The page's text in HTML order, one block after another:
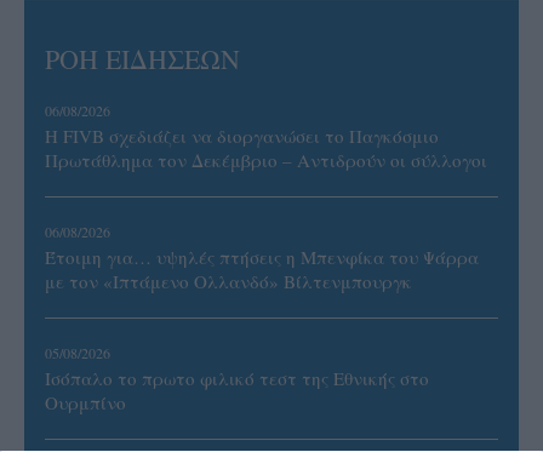
ΡΟΗ ΕΙΔΗΣΕΩΝ
06/08/2026
Η FIVB σχεδιάζει να διοργανώσει το Παγκόσμιο
Πρωτάθλημα τον Δεκέμβριο – Αντιδρούν οι σύλλογοι
06/08/2026
Έτοιμη για… υψηλές πτήσεις η Μπενφίκα του Ψάρρα
με τον «Ιπτάμενο Ολλανδό» Βίλτενμπουργκ
05/08/2026
Ισόπαλο το πρωτο φιλικό τεστ της Εθνικής στο
Ουρμπίνο